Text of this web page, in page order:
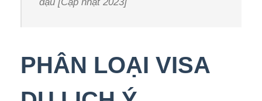
PHÂN LOẠI VISA